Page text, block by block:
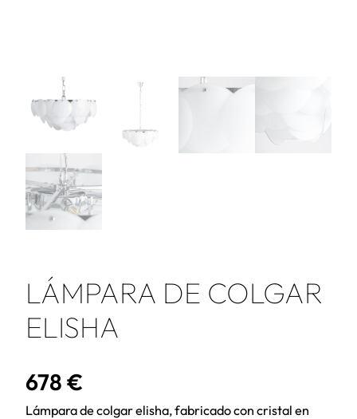
LÁMPARA DE COLGAR
ELISHA
678 €
Lámpara de colgar elisha, fabricado con cristal en